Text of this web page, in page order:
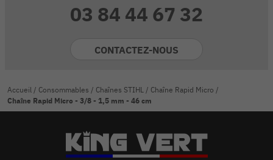
03 84 44 67 32
CONTACTEZ-NOUS
Accueil / Consommables / Chaînes STIHL / Chaîne Rapid Micro /
Chaîne Rapid Micro - 3/8 - 1,5 mm - 46 cm